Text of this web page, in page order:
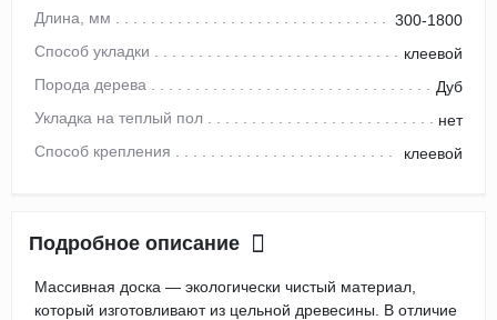
Длина, мм
300-1800
Способ укладки
клеевой
Порода дерева
Дуб
Укладка на теплый пол
нет
Способ крепления
клеевой
Подробное описание
Массивная доска — экологически чистый материал,
который изготовливают из цельной древесины. В отличие